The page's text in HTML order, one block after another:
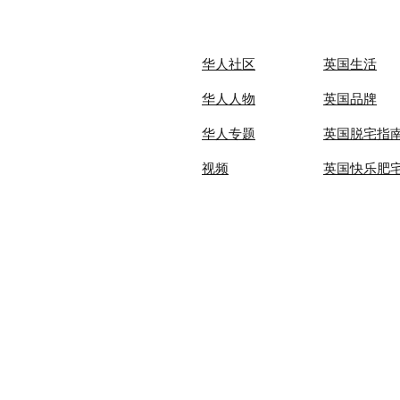
华人社区
华人人物
华人专题
视频
英国生活​
英国品牌
英国脱宅指
英国快乐肥